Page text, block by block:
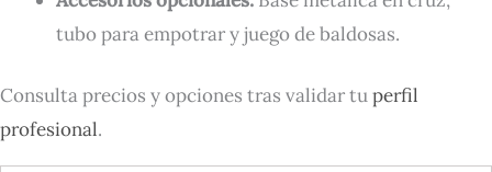
tubo para empotrar y juego de baldosas.
Consulta precios y opciones tras validar tuperfil
profesional.